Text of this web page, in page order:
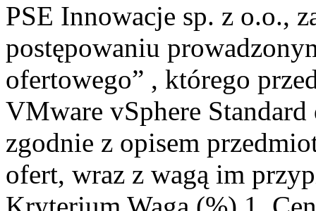
PSE Innowacje sp. z o.o.,
postępowaniu
ofertowego” , którego
VMware vSphere
zgodnie z opisem
ofert, wraz z wagą im